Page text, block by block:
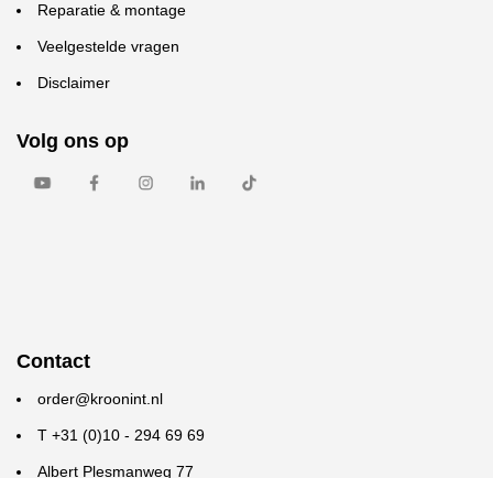
Reparatie & montage
Veelgestelde vragen
Disclaimer
Volg ons op
Contact
order@kroonint.nl
T +31 (0)10 - 294 69 69
Albert Plesmanweg 77